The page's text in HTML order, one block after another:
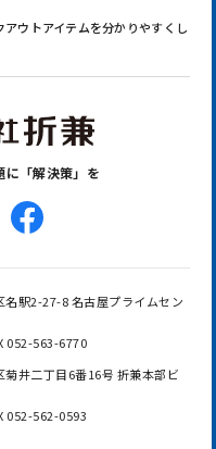
アウトアイテムを分かりやすくし
に「解決策」を
駅2-27-8 名古屋プライムセン
052-563-6770
井二丁目6番16号 折兼本部ビ
052-562-0593